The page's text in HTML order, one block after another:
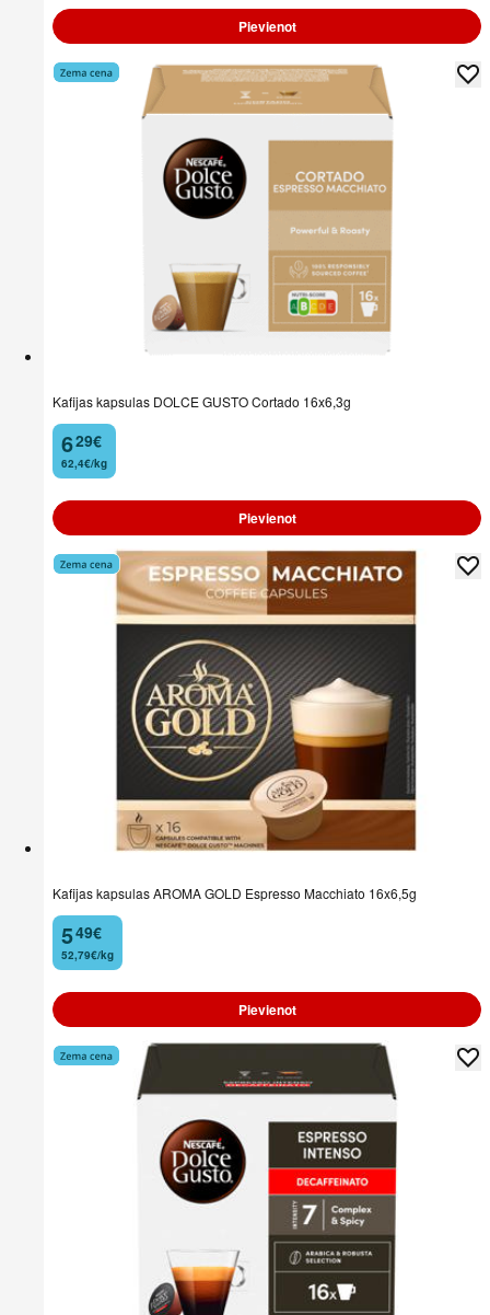
Pievienot
Kafijas kapsulas DOLCE GUSTO Cortado 16x6,3g
6
. 29€
62,4€/kg
Pievienot
Kafijas kapsulas AROMA GOLD Espresso Macchiato 16x6,5g
5
. 49€
52,79€/kg
Pievienot